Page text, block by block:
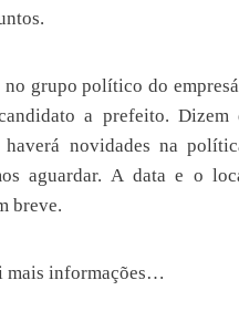
no grupo político do
a prefeito. Dizem
novidades na
aguardar. A data e o
breve.
mais informações…